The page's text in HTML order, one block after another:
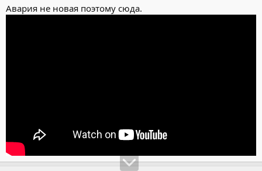
Авария не новая поэтому сюда.